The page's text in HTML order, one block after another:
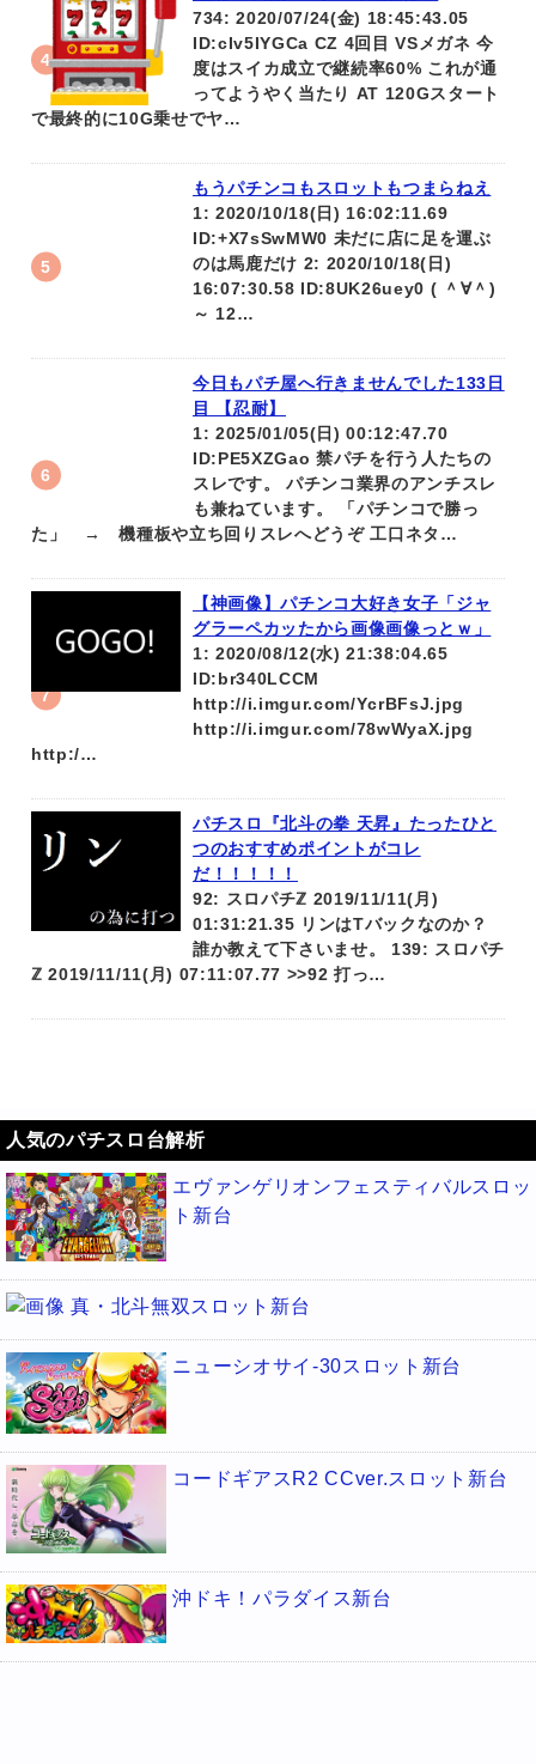
734: 2020/07/24(金) 18:45:43.05
ID:cIv5IYGCa CZ 4回目 VSメガネ 今
度はスイカ成立で継続率60% これが通
ってようやく当たり AT 120Gスタート
で最終的に10G乗せでヤ…
もうパチンコもスロットもつまらねえ
1: 2020/10/18(日) 16:02:11.69
ID:+X7sSwMW0 未だに店に足を運ぶ
のは馬鹿だけ 2: 2020/10/18(日)
16:07:30.58 ID:8UK26uey0 ( ＾∀＾)
～ 12…
今日もパチ屋へ行きませんでした133日
目 【忍耐】
1: 2025/01/05(日) 00:12:47.70
ID:PE5XZGao 禁パチを行う人たちの
スレです。 パチンコ業界のアンチスレ
も兼ねています。 「パチンコで勝っ
た」 → 機種板や立ち回りスレへどうぞ 工口ネタ…
【神画像】パチンコ大好き女子「ジャ
グラーペカッたから画像画像っとｗ」
1: 2020/08/12(水) 21:38:04.65
ID:br340LCCM
http://i.imgur.com/YcrBFsJ.jpg
http://i.imgur.com/78wWyaX.jpg
http:/…
パチスロ『北斗の拳 天昇』たったひと
つのおすすめポイントがコレ
だ！！！！！
92: スロパチℤ 2019/11/11(月)
01:31:21.35 リンはTバックなのか？
誰か教えて下さいませ。 139: スロパチ
ℤ 2019/11/11(月) 07:11:07.77 >>92 打っ…
人気のパチスロ台解析
エヴァンゲリオンフェスティバルスロッ
ト新台
真・北斗無双スロット新台
ニューシオサイ-30スロット新台
コードギアスR2 CCver.スロット新台
沖ドキ！パラダイス新台